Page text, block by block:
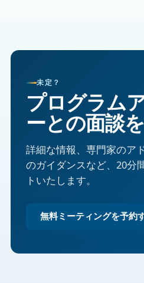
未定？
プログラム
ーとの面談
詳細な情報、専門家のア
のガイダンスなど、20分
トいたします。
無料ミーティングを予約